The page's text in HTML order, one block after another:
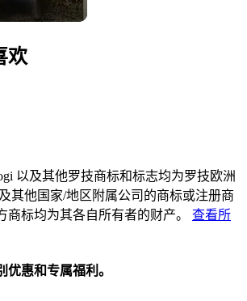
欢
以及其他罗技商标和标志均为罗技欧洲
其他国家/地区附属公司的商标或注册商
商标均为其各自所有者的财产。 查看所
优惠和专属福利。